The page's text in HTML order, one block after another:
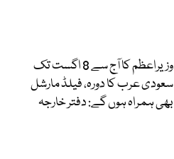
وزیراعظم کا آج سے 8 اگست تک
سعودی عرب کا دورہ، فیلڈ مارشل
بھی ہمراہ ہوں گے: دفتر خارجہ